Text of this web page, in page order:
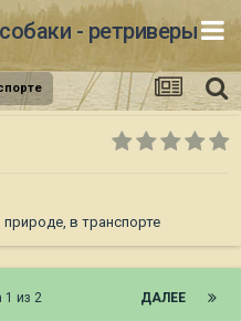
- ретриверы
природе, в транспорте
ДАЛЕЕ
1 из 2